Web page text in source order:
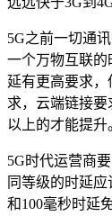
5G之前一切通
一个万物互联的
延有更高要求
求，云端链接要
以上的才能提升
5G时代运营商
同等级的时延
和100毫秒时延